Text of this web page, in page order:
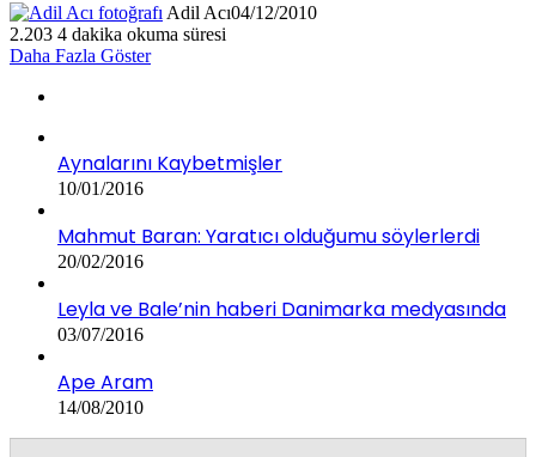
Adil Acı04/12/2010
2.203 4 dakika okuma süresi
Daha Fazla Göster
Aynalarını Kaybetmişler
10/01/2016
Mahmut Baran: Yaratıcı olduğumu söylerlerdi
20/02/2016
Leyla ve Bale’nin haberi Danimarka medyasında
03/07/2016
Ape Aram
14/08/2010